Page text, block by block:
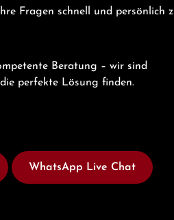
Fragen schnell und persönlich
Beratung – wir sind
perfekte Lösung finden.
WhatsApp Live Chat